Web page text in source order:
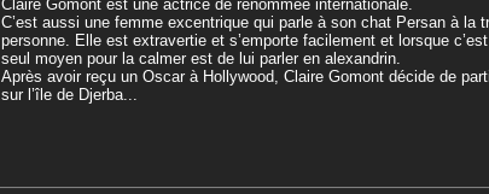
Claire Gomont est une actrice de renommée internationale.
C’est aussi une femme excentrique qui parle à son chat Persan à la
personne. Elle est extravertie et s’emporte facilement et lorsque
seul moyen pour la calmer est de lui parler en alexandrin.
Après avoir reçu un Oscar à Hollywood, Claire Gomont décide de
sur l’île de Djerba...